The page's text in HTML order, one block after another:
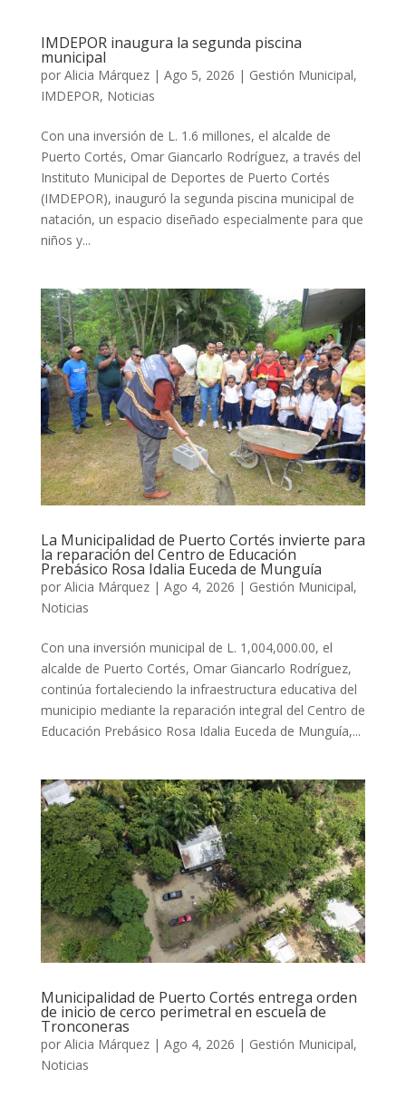
IMDEPOR inaugura la segunda piscina
municipal
por Alicia Márquez| Ago 5, 2026 | Gestión Municipal,
IMDEPOR, Noticias
Con una inversión de L. 1.6 millones, el alcalde de
Puerto Cortés, Omar Giancarlo Rodríguez, a través del
Instituto Municipal de Deportes de Puerto Cortés
(IMDEPOR), inauguró la segunda piscina municipal de
natación, un espacio diseñado especialmente para que
niños y...
La Municipalidad de Puerto Cortés invierte para
la reparación del Centro de Educación
Prebásico Rosa Idalia Euceda de Munguía
por Alicia Márquez| Ago 4, 2026 | Gestión Municipal,
Noticias
Con una inversión municipal de L. 1,004,000.00, el
alcalde de Puerto Cortés, Omar Giancarlo Rodríguez,
continúa fortaleciendo la infraestructura educativa del
municipio mediante la reparación integral del Centro de
Educación Prebásico Rosa Idalia Euceda de Munguía,...
Municipalidad de Puerto Cortés entrega orden
de inicio de cerco perimetral en escuela de
Tronconeras
por Alicia Márquez| Ago 4, 2026 | Gestión Municipal,
Noticias